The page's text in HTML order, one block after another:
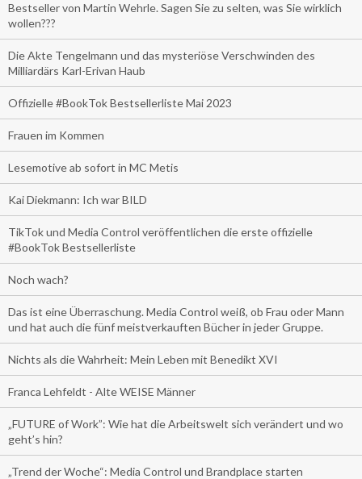
Bestseller von Martin Wehrle. Sagen Sie zu selten, was Sie wirklich
wollen???
Die Akte Tengelmann und das mysteriöse Verschwinden des
Milliardärs Karl-Erivan Haub
Offizielle #BookTok Bestsellerliste Mai 2023
Frauen im Kommen
Lesemotive ab sofort in MC Metis
Kai Diekmann: Ich war BILD
TikTok und Media Control veröffentlichen die erste offizielle
#BookTok Bestsellerliste
Noch wach?
Das ist eine Überraschung. Media Control weiß, ob Frau oder Mann
und hat auch die fünf meistverkauften Bücher in jeder Gruppe.
Nichts als die Wahrheit: Mein Leben mit Benedikt XVI
Franca Lehfeldt - Alte WEISE Männer
„FUTURE of Work”: Wie hat die Arbeitswelt sich verändert und wo
geht’s hin?
„Trend der Woche“: Media Control und Brandplace starten